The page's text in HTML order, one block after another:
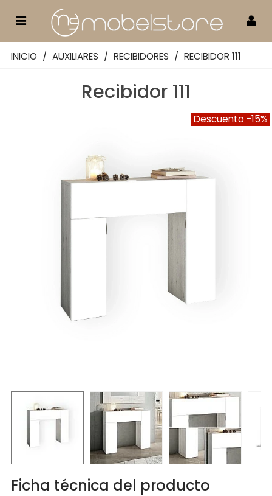
INICIO / AUXILIARES / RECIBIDORES / RECIBIDOR 111
Recibidor 111
Descuento -15%
Ficha técnica del producto